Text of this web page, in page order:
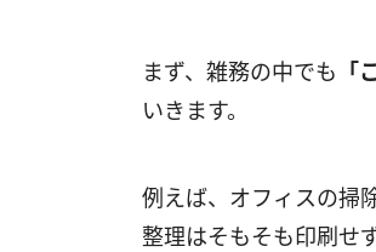
まず、雑務の中でも
いきます。
例えば、オフィスの掃
整理はそもそも印刷せ